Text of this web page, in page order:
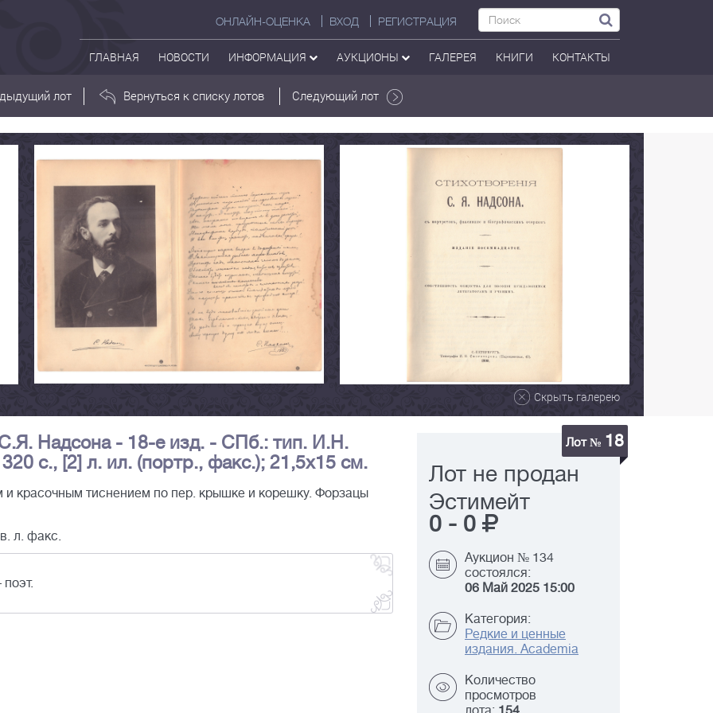
ОНЛАЙН-ОЦЕНКА ВХОД РЕГИСТРАЦИЯ
ГЛАВНАЯ НОВОСТИ ИНФОРМАЦИЯ АУКЦИОНЫ ГАЛЕРЕЯ КНИГИ КОНТАКТЫ
лот Вернуться к списку лотов Следующий лот
Скрыть галерею
Надсона - 18-е изд. - СПб.: тип. И.Н.
с., [2] л. ил. (портр., факс.); 21,5х15 см.
и красочным тиснением по пер. крышке и корешку. Форзацы
л. факс.
Лот № 18
Лот не продан
Эстимейт
0 - 0
Аукцион № 134
состоялся:
06 Май 2025 15:00
Категория:
Редкие и ценные
издания. Academia
Количество
просмотров